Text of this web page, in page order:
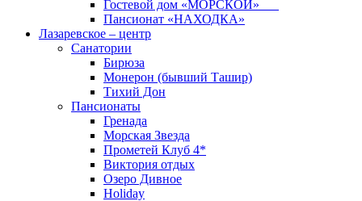
Гостевой дом «МОРСКОЙ»
Пансионат «НАХОДКА»
Лазаревское – центр
Санатории
Бирюза
Монерон (бывший Ташир)
Тихий Дон
Пансионаты
Гренада
Морская Звезда
Прометей Клуб 4*
Виктория отдых
Озеро Дивное
Holiday